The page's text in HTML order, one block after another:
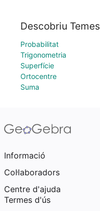
Descobriu Temes
Probabilitat
Trigonometria
Superfície
Ortocentre
Suma
Informació
Col·laboradors
Centre d'ajuda
Termes d'ús